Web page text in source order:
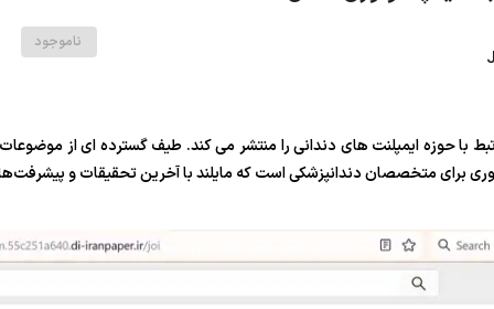
ناموجود
با حوزه ایمپلنت های دندانی را منتشر می کند. طیف گسترده ای از
برای متخصصان دندانپزشکی است که مایلند با آخرین تحقیقات و پیشرفت‌ها